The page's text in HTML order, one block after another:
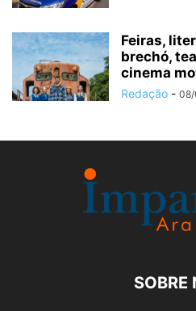
Feiras,
brechó,
cinema
Redação -
SOBRE